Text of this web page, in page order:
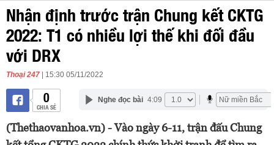
Nhận định trước trận Chung kết CKTG
2022: T1 có nhiều lợi thế khi đối đầu
với DRX
Thoại 247 | 15:30 05/11/2022
0
CHIA SẺ
Nghe đọc bài 4:09
(Thethaovanhoa.vn) - Vào ngày 6-11, trận đấu Chung